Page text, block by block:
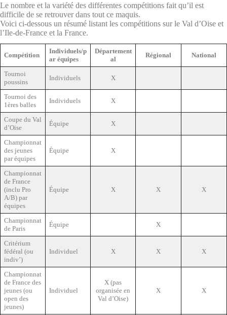
Le nombre et la variété des différentes compétitions fait qu’il est
difficile de se retrouver dans tout ce maquis.
Voici ci-dessous un résumé listant les compétitions sur le Val d’Oise et
l’Ile-de-France et la France.
Compétition
Individuels/p
ar équipes
Département
al
Régional National
Tournoi
poussins
Individuels X
Tournoi des
1ères balles
Individuels X
Coupe du Val
d’Oise
Équipe X
Championnat
des jeunes
par équipes
Équipe X
Championnat
de France
(inclu Pro
A/B) par
équipes
Équipe X X X
Championnat
de Paris
Équipe X
Critérium
fédéral (ou
indiv’)
Individuel X X X
Championnat
de France des
jeunes (ou
open des
jeunes)
Individuel
X (pas
organisée en
Val d’Oise)
X X